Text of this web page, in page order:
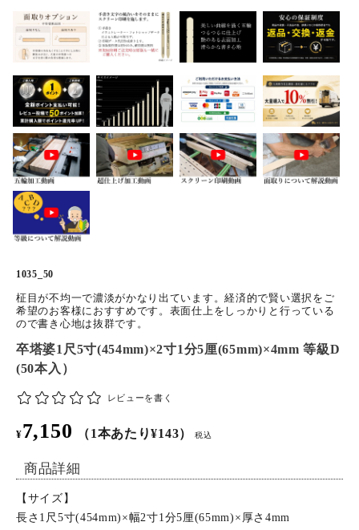
会員メニュー
ご利用ガイド
お問い合わせ
よみもの
ご購入履歴・再注文
特定商取引法について
1035_50
柾目が不均一で濃淡がかなり出ています。経済的で賢い選択をご
希望のお客様におすすめです。表面仕上をしっかりと行っている
ので書き心地は抜群です。
卒塔婆1尺5寸(454mm)×2寸1分5厘(65mm)×4mm 等級D
(50本入）
レビューを書く
¥7,150 （1本あたり¥143） 税込
商品詳細
【サイズ】
長さ1尺5寸(454mm)×幅2寸1分5厘(65mm)×厚さ4mm